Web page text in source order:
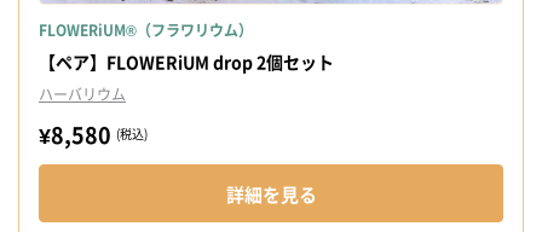
FLOWERiUM®（フラワリウム）
【ペア】FLOWERiUM drop 2個セット
ハーバリウム
¥8,580 (税込)
詳細を見る